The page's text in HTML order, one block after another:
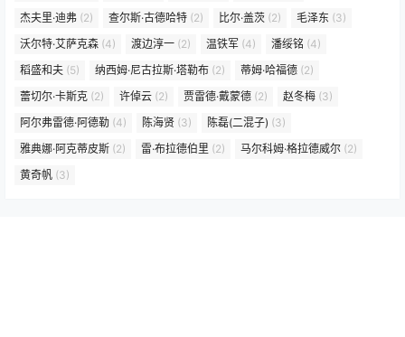
杰夫里·迪弗 (2) 查尔斯·古德哈特 (2) 比尔·盖茨 (2) 毛泽东 (3)
沃尔特·艾萨克森 (4) 渡边淳一 (2) 温铁军 (4) 潘绥铭 (4)
稻盛和夫 (5) 纳西姆·尼古拉斯·塔勒布 (2) 蒂姆·哈福德 (2)
蕾切尔·卡斯克 (2) 许倬云 (2) 贾雷德·戴蒙德 (2) 赵冬梅 (3)
阿尔弗雷德·阿德勒 (4) 陈海贤 (3) 陈磊(二混子) (3)
雅典娜·阿克蒂皮斯 (2) 雷·布拉德伯里 (2) 马尔科姆·格拉德威尔 (2)
黄奇帆 (3)